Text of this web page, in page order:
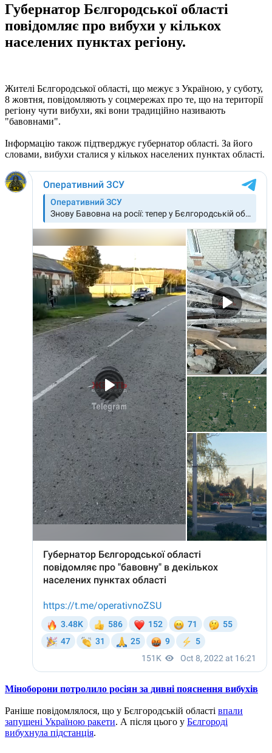
Губернатор Бєлгородської області
повідомляє про вибухи у кількох
населених пунктах регіону.
Жителі Бєлгородської області, що межує з Україною, у суботу,
8 жовтня, повідомляють у соцмережах про те, що на території
регіону чути вибухи, які вони традиційно називають
"бавовнами".
Інформацію також підтверджує губернатор області. За його
словами, вибухи сталися у кількох населених пунктах області.
Міноборони потролило росіян за дивні пояснення вибухів
Раніше повідомлялося, що у Бєлгородській області впали
запущені Україною ракети. А після цього у Бєлгороді
вибухнула підстанція.